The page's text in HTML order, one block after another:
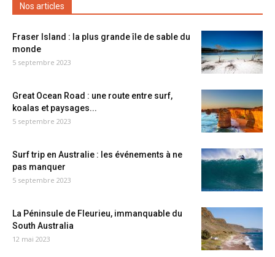
Nos articles
Fraser Island : la plus grande île de sable du
monde
5 septembre 2023
Great Ocean Road : une route entre surf,
koalas et paysages...
5 septembre 2023
Surf trip en Australie : les événements à ne
pas manquer
5 septembre 2023
La Péninsule de Fleurieu, immanquable du
South Australia
12 mai 2023